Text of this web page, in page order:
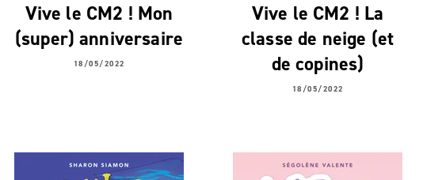
Vive le CM2 ! Mon
(super) anniversaire
18/05/2022
Vive le CM2 ! La
classe de neige (et
de copines)
18/05/2022